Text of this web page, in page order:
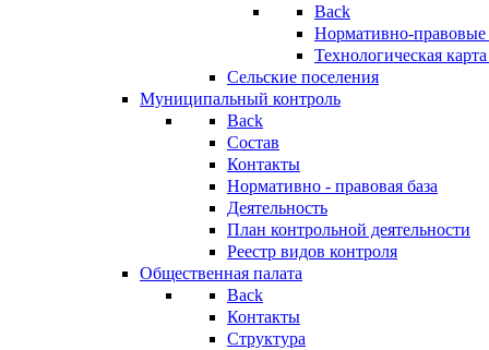
Back
Нормативно-правовые
Технологическая
Сельские поселения
Муниципальный контроль
Back
Состав
Контакты
Нормативно - правовая база
Деятельность
План контрольной деятельности
Реестр видов контроля
Общественная палата
Back
Контакты
Структура